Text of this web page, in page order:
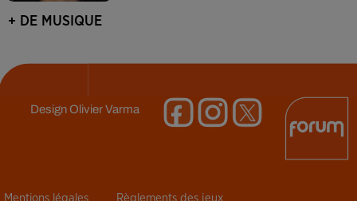
+ DE MUSIQUE
DesignOlivier Varma
Mentions légales Règlements des jeux